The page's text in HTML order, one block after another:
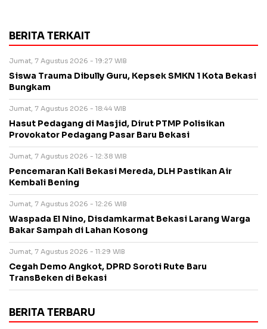
BERITA TERKAIT
Jumat, 7 Agustus 2026 - 19:27 WIB
Siswa Trauma Dibully Guru, Kepsek SMKN 1 Kota Bekasi
Bungkam
Jumat, 7 Agustus 2026 - 18:44 WIB
Hasut Pedagang di Masjid, Dirut PTMP Polisikan
Provokator Pedagang Pasar Baru Bekasi
Jumat, 7 Agustus 2026 - 12:38 WIB
Pencemaran Kali Bekasi Mereda, DLH Pastikan Air
Kembali Bening
Jumat, 7 Agustus 2026 - 12:26 WIB
Waspada El Nino, Disdamkarmat Bekasi Larang Warga
Bakar Sampah di Lahan Kosong
Jumat, 7 Agustus 2026 - 11:29 WIB
Cegah Demo Angkot, DPRD Soroti Rute Baru
TransBeken di Bekasi
BERITA TERBARU